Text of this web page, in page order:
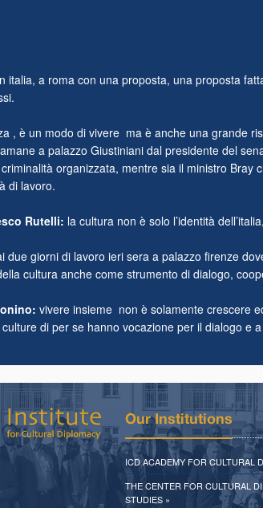
italia, a roma con una proposta, una proposta
, è un modo di vivere ma è anche una grande
a palazzo Giustiniani dal presidente del
organizzata, mentre sia il ministro
di lavoro.
Rutelli: la cultura non è solo l’identità
due giorni di lavoro ieri sera a palazzo firenze
cultura anche come strumento di dialogo,
vivere insieme non è solamente crescere
di per se hanno vocazione per il dialogo e
Our Institutions
ICD ACADEMY FOR CULTURAL
THE CENTER FOR CULTURAL
STUDIES »